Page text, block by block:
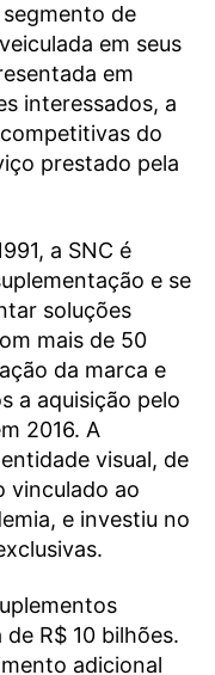
de
em seus
em
interessados, a
do
prestado pela
a SNC é
e se
soluções
mais de 50
da marca e
a aquisição pelo
2016. A
visual, de
vinculado ao
e investiu no
R$ 10 bilhões.
adicional